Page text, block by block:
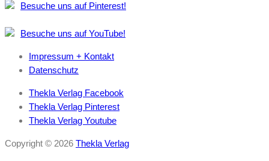
Besuche uns auf Pinterest!
Besuche uns auf YouTube!
Impressum + Kontakt
Datenschutz
Thekla Verlag Facebook
Thekla Verlag Pinterest
Thekla Verlag Youtube
Copyright © 2026 Thekla Verlag